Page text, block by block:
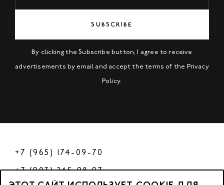
SUBSCRIBE
By clicking the Subscribe button, I agree to receive
advertisements by email and accept the terms of the Privacy
Policy.
+7 (965) 174-09-70
+7 (903) 245-98-97